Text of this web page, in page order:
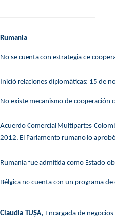
Rumania
No se cuenta con estrategia de
Inició relaciones diplomáticas: 15 de
No existe mecanismo de cooperación
Acuerdo Comercial Multipartes
2012. El Parlamento rumano lo
Rumania fue admitida como Estado
Bélgica no cuenta con un programa
Claudia TUȘA, Encargada de